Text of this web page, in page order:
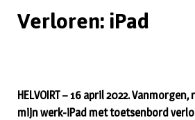
Verloren: iPad
HELVOIRT – 16 april 2022.
mijn werk-iPad met toetsenbord